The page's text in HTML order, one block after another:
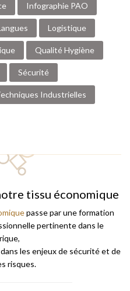
Infographie PAO
Logistique
Qualité Hygiène
Sécurité
Industrielles
tissu économique
passe par une formation
pertinente dans le
les enjeux de sécurité et de
risques.